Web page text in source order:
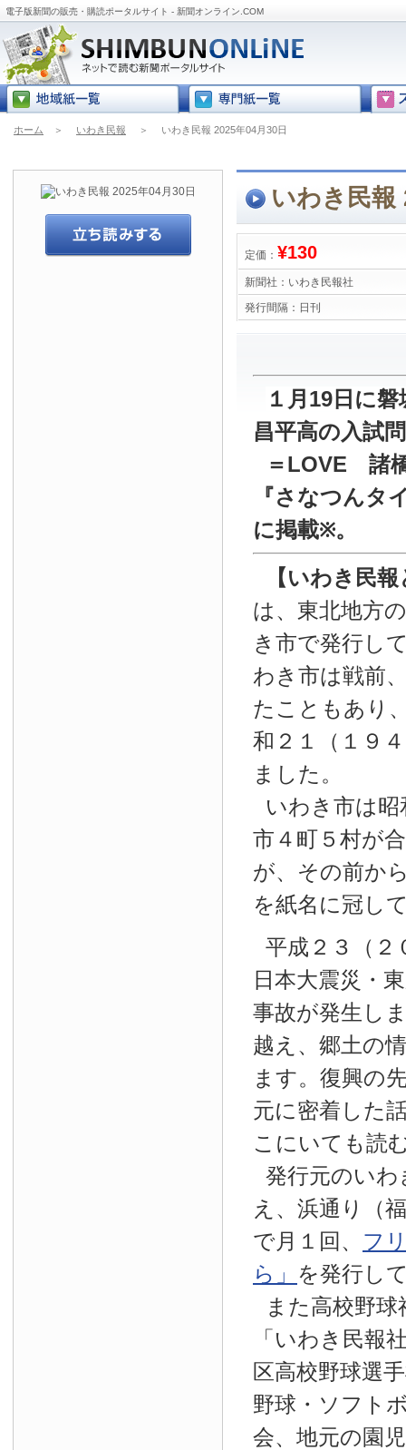
電子版新聞の販売・購読ポータルサイト - 新聞オンライン.COM
ホーム ＞ いわき民報 ＞ いわき民報 2025年04月30日
いわき民報
定価： ¥130
新聞社： いわき民報社
発行間隔： 日刊
１月19日に
昌平高の入試
＝LOVE 諸
『さなつんタ
に掲載※。
【いわき民
は、東北地方
き市で発行し
わき市は戦前
たこともあり
和２１（１９
ました。
いわき市は昭
市４町５村が
が、その前か
を紙名に冠し
平成２３（２
日本大震災・
事故が発生し
越え、郷土の
ます。復興の
元に密着した
こにいても読
発行元のいわ
え、浜通り（
で月１回、 フ
ら」 を発行し
また高校野
「いわき民報
区高校野球選
野球・ソフト
会、地元の園